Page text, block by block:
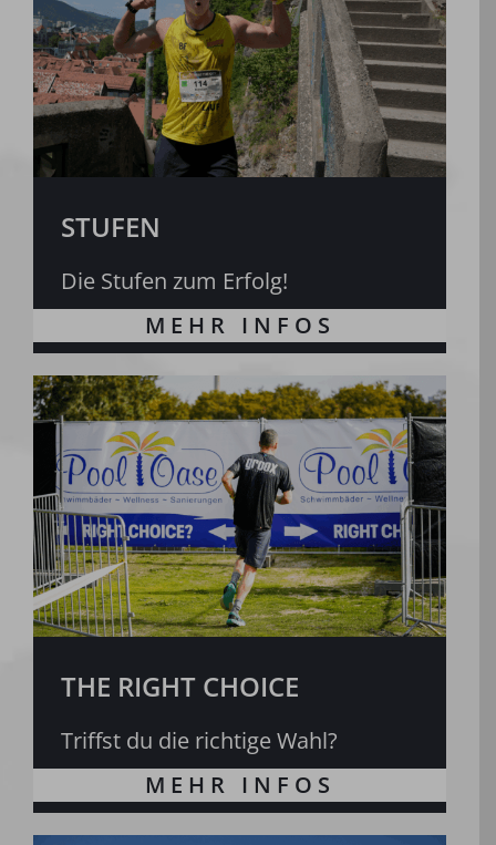
STUFEN
Die Stufen zum Erfolg!
THE RIGHT CHOICE
Triffst du die richtige Wahl?